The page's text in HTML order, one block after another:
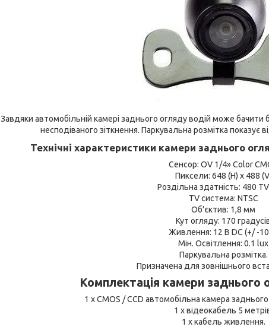
Завдяки автомобільній камері заднього огляду водій може
несподіваного зіткнення. Паркувальна розмітка показує
Технічні характеристики камери заднього
Сенсор: OV 1/4» Color
Пиксели: 648 (H) x 488
Роздільна здатність: 480 TV
TV система: NTSC
Об'єктив: 1,8 мм
Кут огляду: 170
Живлення: 12 В DC (+/ -
Мін. Освітлення: 0.1 lux
Паркувальна розмітка.
Призначена для зовнішнього
Комплектація камери заднього
1 х CMOS / CCD автомобільна камера
1 х відеокабель 5
1 х кабель живлення.